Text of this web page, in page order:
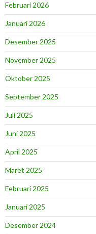
Februari 2026
Januari 2026
Desember 2025
November 2025
Oktober 2025
September 2025
Juli 2025
Juni 2025
April 2025
Maret 2025
Februari 2025
Januari 2025
Desember 2024